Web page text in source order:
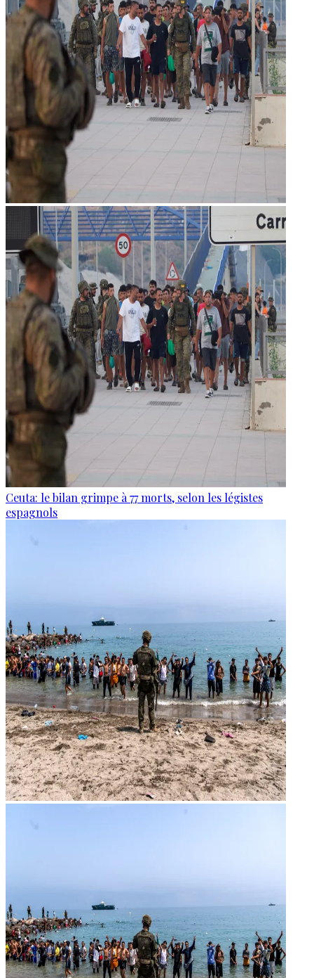
Ceuta: le bilan grimpe à 77 morts, selon les légistes
espagnols